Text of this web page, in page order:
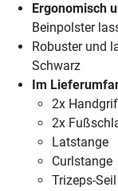
Ergonomisch
Beinpolster
Robuster und
Schwarz
Im
2x
2x
Latstange
Curlstange
Trizeps-Seil